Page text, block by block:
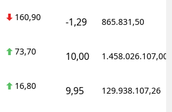
160,90 -1,29 865.831,50
73,70 10,00 1.458.026.107,00
16,80 9,95 129.938.107,26